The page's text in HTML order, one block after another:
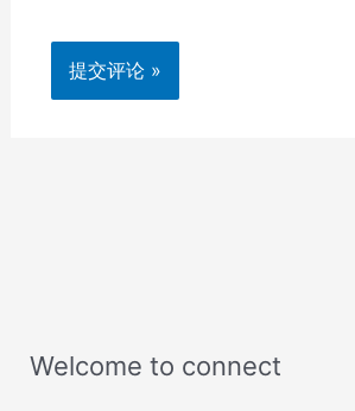
Welcome to connect